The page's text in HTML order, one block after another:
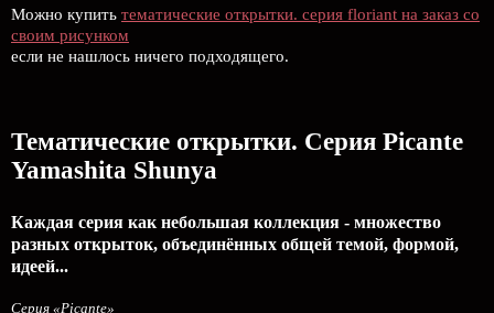
Можно купить тематические открытки. серия floriant на заказ со
своим рисунком
если не нашлось ничего подходящего.
Тематические открытки. Серия Picante
Yamashita Shunya
Каждая серия как небольшая коллекция - множество
разных открыток, объединённых общей темой, формой,
идеей...
Серия «Picante»